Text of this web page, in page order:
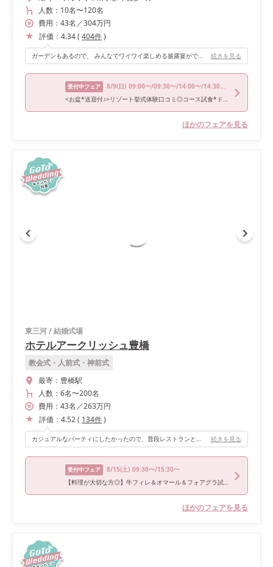
人数： 10名〜120名
費用： 43名 ／304万円
評価： 4.34( 404件)
ガーデンもあるので、 みんなでワイワイ楽しめる披露宴ができます。 続きを見る
受付中フェア 8/9(日) 09:00〜/09:30〜/14:00〜/14:30〜/18:00〜
<お盆*送迎付♪>リゾート挙式体験口コミ◎コース試食*ドレス試着
ほかのフェアを見る
東三河/結婚式場
ホテルアークリッシュ豊橋
教会式・人前式・神前式
最寄： 豊橋駅
人数： 6名〜200名
費用： 43名 ／263万円
評価： 4.52( 134件)
カジュアルなパーティにしたかったので、普段レストランとしても使われている会場に決めました。 天井が高かったり、普通の披露宴会場と比べるとこじんまりしていますが、それが逆にゲストとの距離を近くし、とてもアットホームに行うことができました。また、高砂の後ろが全面窓で開放感があったのと、披露宴後半はその窓を全て開けて会場から繋がっているガーデンで巨大パエリアを振舞ったり、ガーデンに飾り付けをして写真タイムを設けたので狭さなど感じることはありませんでした。 続きを見る
受付中フェア 8/15(土) 09:30〜/15:30〜
【料理が大切な方◎】牛フィレ＆オマール＆フォアグラ試食付フェア
ほかのフェアを見る